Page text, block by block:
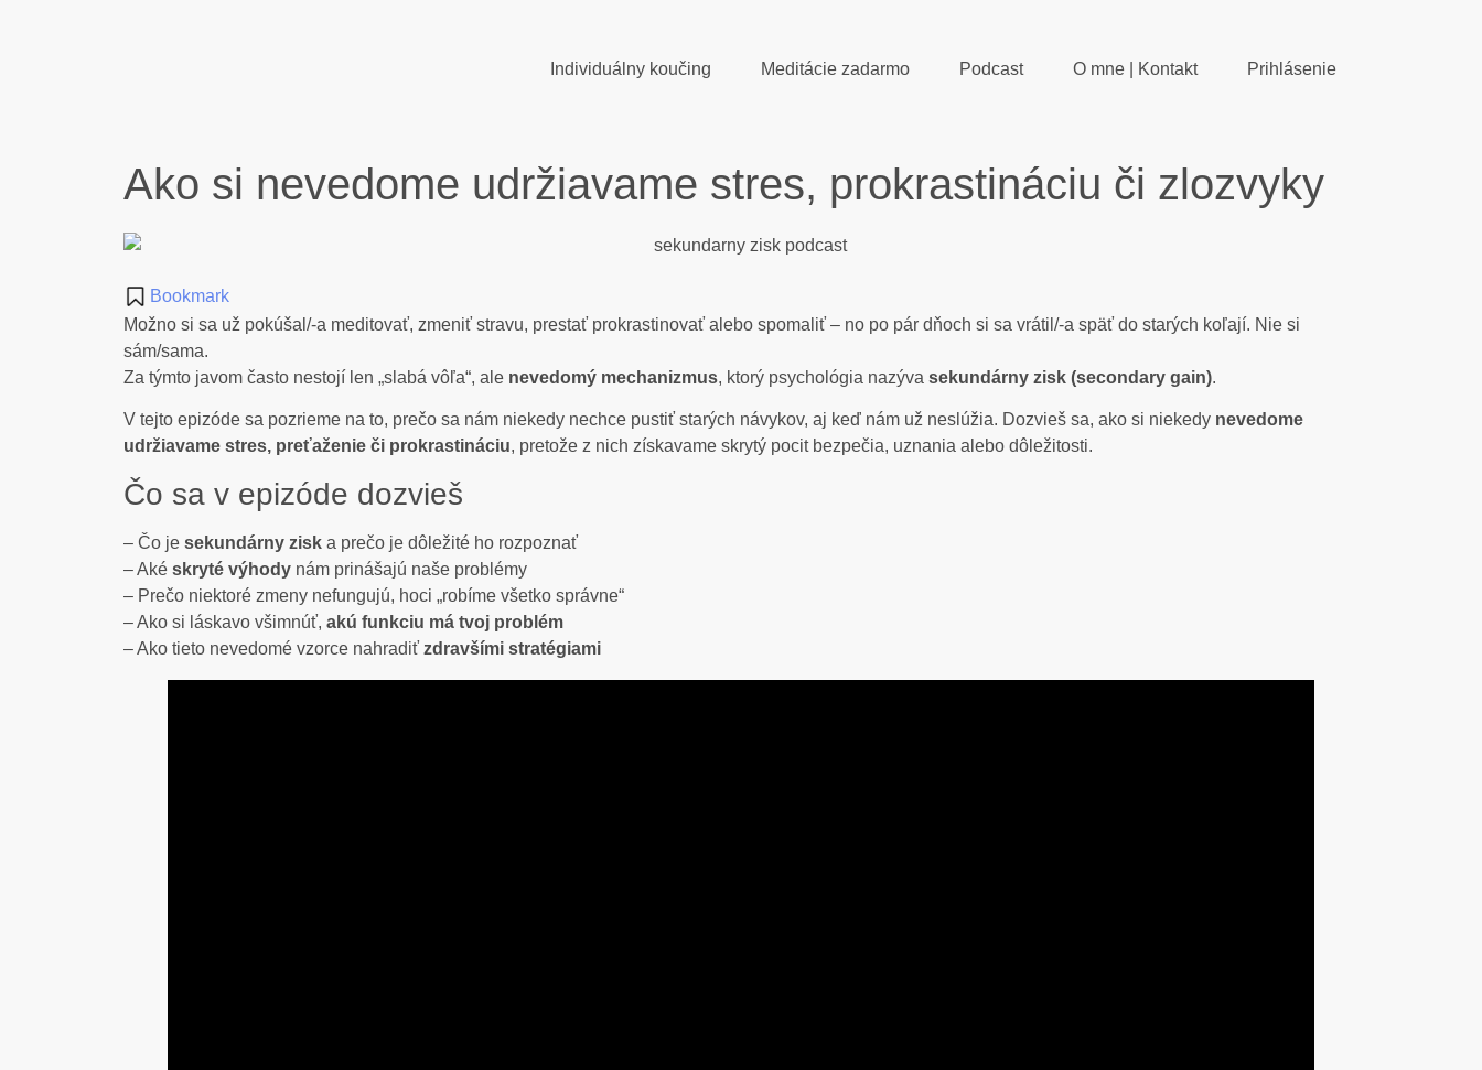
Individuálny koučing Meditácie zadarmo Podcast O mne | Kontakt Prihlásenie
Ako si nevedome udržiavame stres, prokrastináciu či zlozvyky
Bookmark
Možno si sa už pokúšal/-a meditovať, zmeniť stravu, prestať prokrastinovať alebo spomaliť – no po pár dňoch si sa vrátil/-a späť do starých koľají. Nie si
sám/sama.
Za týmto javom často nestojí len „slabá vôľa“, ale nevedomý mechanizmus, ktorý psychológia nazýva sekundárny zisk (secondary gain).
V tejto epizóde sa pozrieme na to, prečo sa nám niekedy nechce pustiť starých návykov, aj keď nám už neslúžia. Dozvieš sa, ako si niekedy nevedome
udržiavame stres, preťaženie či prokrastináciu, pretože z nich získavame skrytý pocit bezpečia, uznania alebo dôležitosti.
Čo sa v epizóde dozvieš
– Čo je sekundárny zisk a prečo je dôležité ho rozpoznať
– Aké skryté výhody nám prinášajú naše problémy
– Prečo niektoré zmeny nefungujú, hoci „robíme všetko správne“
– Ako si láskavo všimnúť, akú funkciu má tvoj problém
– Ako tieto nevedomé vzorce nahradiť zdravšími stratégiami